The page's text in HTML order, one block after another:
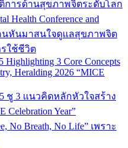
การด้านสุขภาพจิตระดับโลก
Health Conference and
คนหันมาสนใจดูแลสุขภาพจิต
ใช้ชีวิต
Highlighting 3 Core Concepts
Heralding 2026 “MICE
ชู 3 แนวคิดหลักหัวใจสร้าง
Year”
No Breath, No Life” เพราะ